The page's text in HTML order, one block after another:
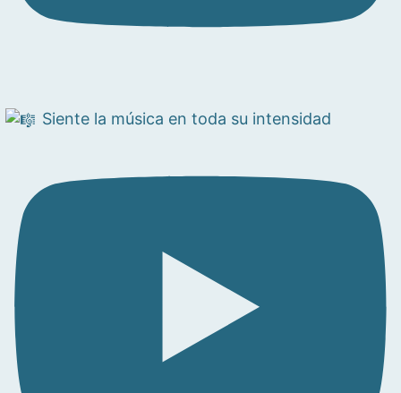
Siente la música en toda su intensidad